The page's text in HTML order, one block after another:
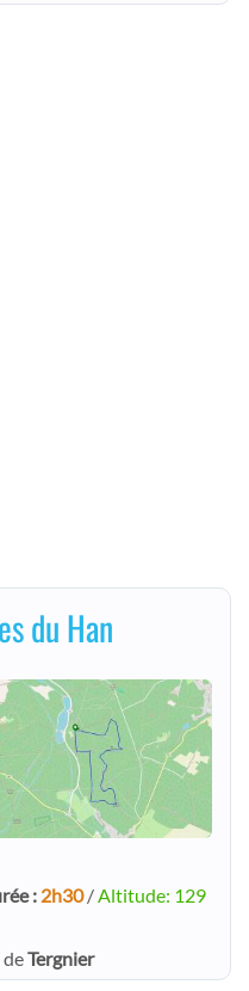
du Han
: 2h30/Altitude: 129
deTergnier